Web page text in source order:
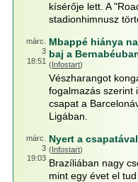
kísérője lett. A
stadionhimnusz
márc.
3
18:51
Mbappé hiánya
baj a
(Infostart)
Vészharangot
fogalmazás szerint
csapat a
Ligában.
márc.
3
19:03
Nyert a
(Infostart)
Brazíliában nagy
mint egy évet el